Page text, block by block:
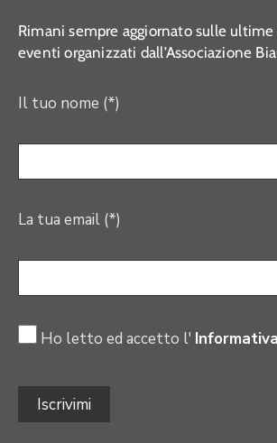
Rimani sempre aggiornato sulle
eventi organizzati dall’Associazione
Il tuo nome (*)
La tua email (*)
Ho letto ed accetto l'